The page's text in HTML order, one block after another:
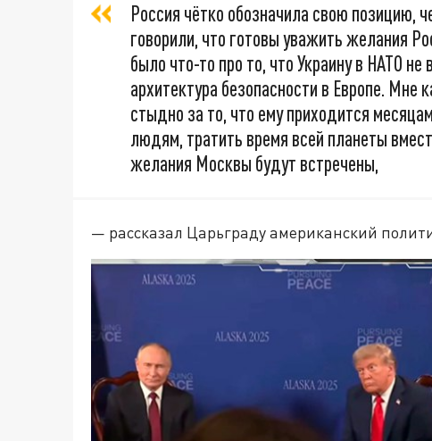
Россия чётко обозначила свою позицию,
говорили, что готовы уважить желания
было что-то про то, что Украину в НАТО
архитектура безопасности в Европе.
стыдно за то, что ему приходится
людям, тратить время всей планеты
желания Москвы будут встречены,
— рассказал Царьграду американский